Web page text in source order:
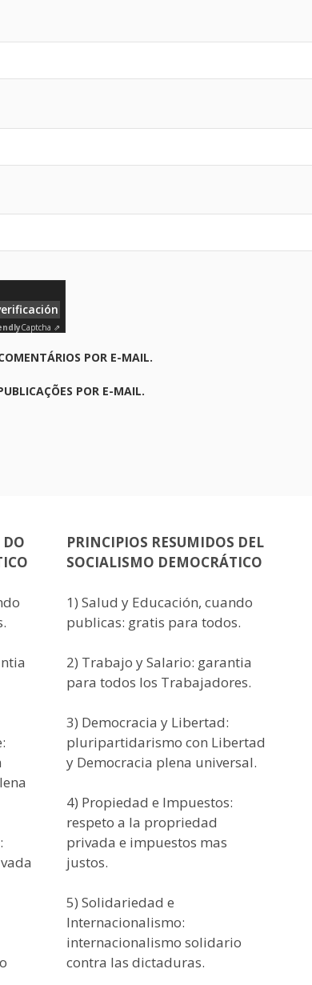
Captcha ⇗
POR E-MAIL.
POR E-MAIL.
DO
PRINCIPIOS RESUMIDOS DEL
SOCIALISMO DEMOCRÁTICO
1) Salud y Educación, cuando
publicas: gratis para todos.
2) Trabajo y Salario: garantia
para todos los Trabajadores.
3) Democracia y Libertad:
pluripartidarismo con Libertad
y Democracia plena universal.
4) Propiedad e Impuestos:
respeto a la propriedad
privada e impuestos mas
justos.
5) Solidariedad e
Internacionalismo:
internacionalismo solidario
contra las dictaduras.